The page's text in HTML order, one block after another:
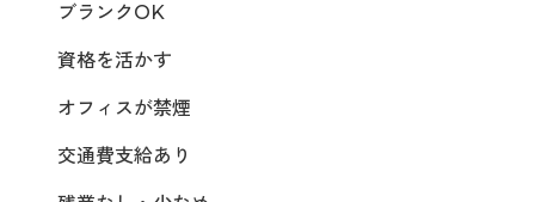
ブランクOK
資格を活かす
オフィスが禁煙
交通費支給あり